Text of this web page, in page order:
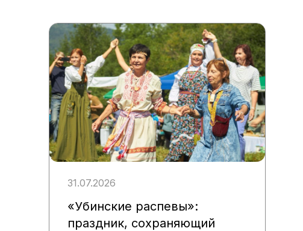
31.07.2026
«Убинские распевы»:
праздник, сохраняющий